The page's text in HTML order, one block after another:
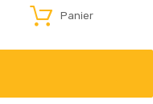
Panier